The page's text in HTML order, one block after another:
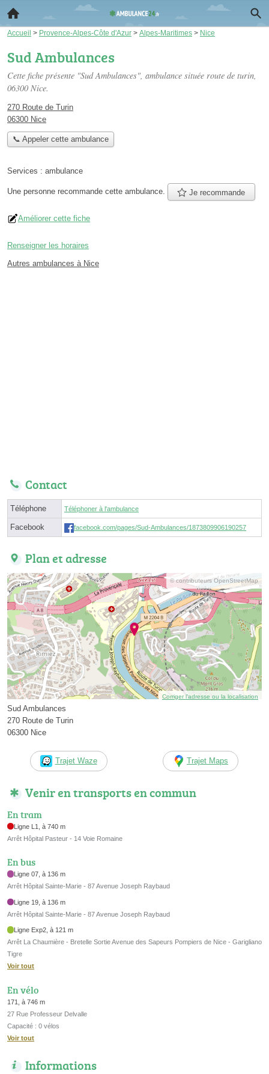
Accueil > Provence-Alpes-Côte d'Azur > Alpes-Maritimes > Nice
Sud Ambulances
Cette fiche présente "Sud Ambulances", ambulance située route de turin,
06300 Nice.
270 Route de Turin
06300 Nice
📞 Appeler cette ambulance
Services : ambulance
Une personne recommande cette ambulance. Je recommande
Améliorer cette fiche
Renseigner les horaires
Autres ambulances à Nice
Contact
Téléphone Téléphoner à l'ambulance
Facebook facebook.com/pages/Sud-Ambulances/1873809906190257
Plan et adresse
© contributeurs OpenStreetMap
Corriger l’adresse ou la localisation
Sud Ambulances
270 Route de Turin
06300 Nice
Trajet Waze Trajet Maps
Venir en transports en commun
En tram
Ligne L1, à 740 m
Arrêt Hôpital Pasteur - 14 Voie Romaine
En bus
Ligne 07, à 136 m
Arrêt Hôpital Sainte-Marie - 87 Avenue Joseph Raybaud
Ligne 19, à 136 m
Arrêt Hôpital Sainte-Marie - 87 Avenue Joseph Raybaud
Ligne Exp2, à 121 m
Arrêt La Chaumière - Bretelle Sortie Avenue des Sapeurs Pompiers de Nice - Garigliano
Tigre
Voir tout
En vélo
171, à 746 m
27 Rue Professeur Delvalle
Capacité : 0 vélos
Voir tout
Informations